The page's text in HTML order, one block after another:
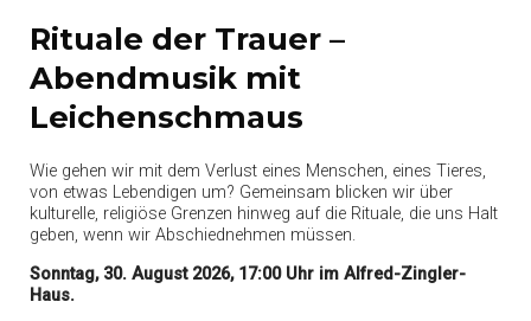
Rituale der Trauer –
Abendmusik mit
Leichenschmaus
Wie gehen wir mit dem Verlust eines Menschen, eines Tieres,
von etwas Lebendigen um? Gemeinsam blicken wir über
kulturelle, religiöse Grenzen hinweg auf die Rituale, die uns Halt
geben, wenn wir Abschiednehmen müssen.
Sonntag, 30. August 2026, 17:00 Uhr im Alfred-Zingler-
Haus.